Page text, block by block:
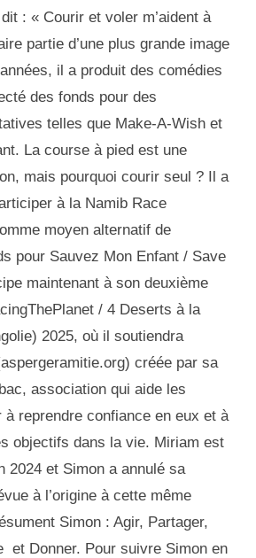
: « Courir et voler m’aident à
partie d’une plus grande image
il a produit des comédies
des fonds pour des
telles que Make-A-Wish et
La course à pied est une
mais pourquoi courir seul ? Il a
à la Namib Race
moyen alternatif de
pour Sauvez Mon Enfant / Save
maintenant à son deuxième
/ 4 Deserts à la
2025, où il soutiendra
créée par sa
association qui aide les
à reprendre confiance en eux et à
objectifs dans la vie. Miriam est
2024 et Simon a annulé sa
à l’origine à cette même
Simon : Agir, Partager,
et Donner. Pour suivre Simon en